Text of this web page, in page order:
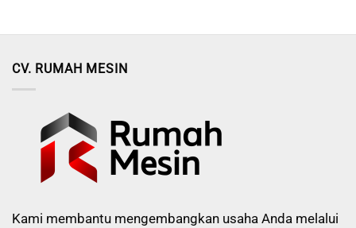
CV. RUMAH MESIN
Kami membantu mengembangkan usaha Anda melalui